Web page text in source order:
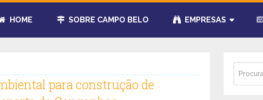
HOME SOBRE CAMPO BELO EMPRESAS
para construção de